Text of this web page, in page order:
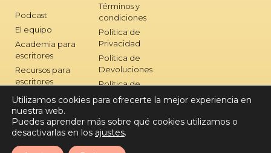
Podcast
El equipo
Academia para
escritores
Recursos para
escritores
Retiros para
escritores
Nuestros libros
Afiliadas
Dossier de Prensa
Términos y
condiciones
Política de
Privacidad
Política de
Devoluciones
Política de
Cookies
SOPORTE
Contacto
Utilizamos cookies para ofrecerte la mejor experiencia en
nuestra web.
Puedes aprender más sobre qué cookies utilizamos o
desactivarlas en los ajustes.